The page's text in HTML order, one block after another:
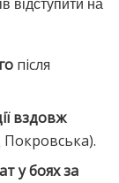
відступити на
після
вздовж
Покровська).
у боях за